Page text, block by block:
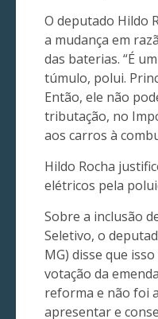
O deputado Hildo
a mudança em
das baterias. “É
túmulo, polui.
Então, ele não
tributação, no
aos carros à
Hildo Rocha
elétricos pela
Sobre a inclusão
Seletivo, o
MG) disse que
votação da
reforma e não foi
apresentar e